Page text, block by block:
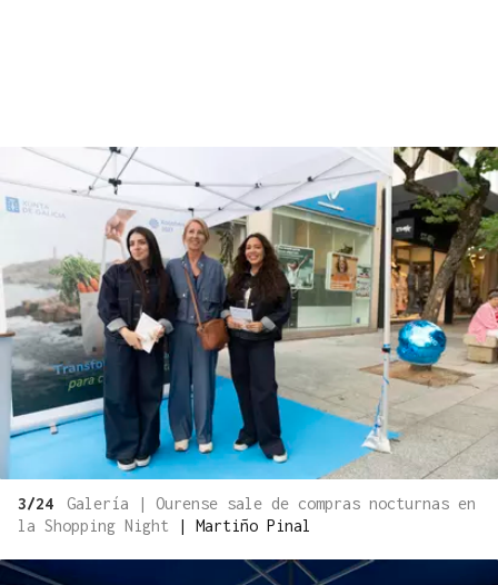
3/24
Galería | Ourense sale de compras nocturnas en
la Shopping Night
| Martiño Pinal